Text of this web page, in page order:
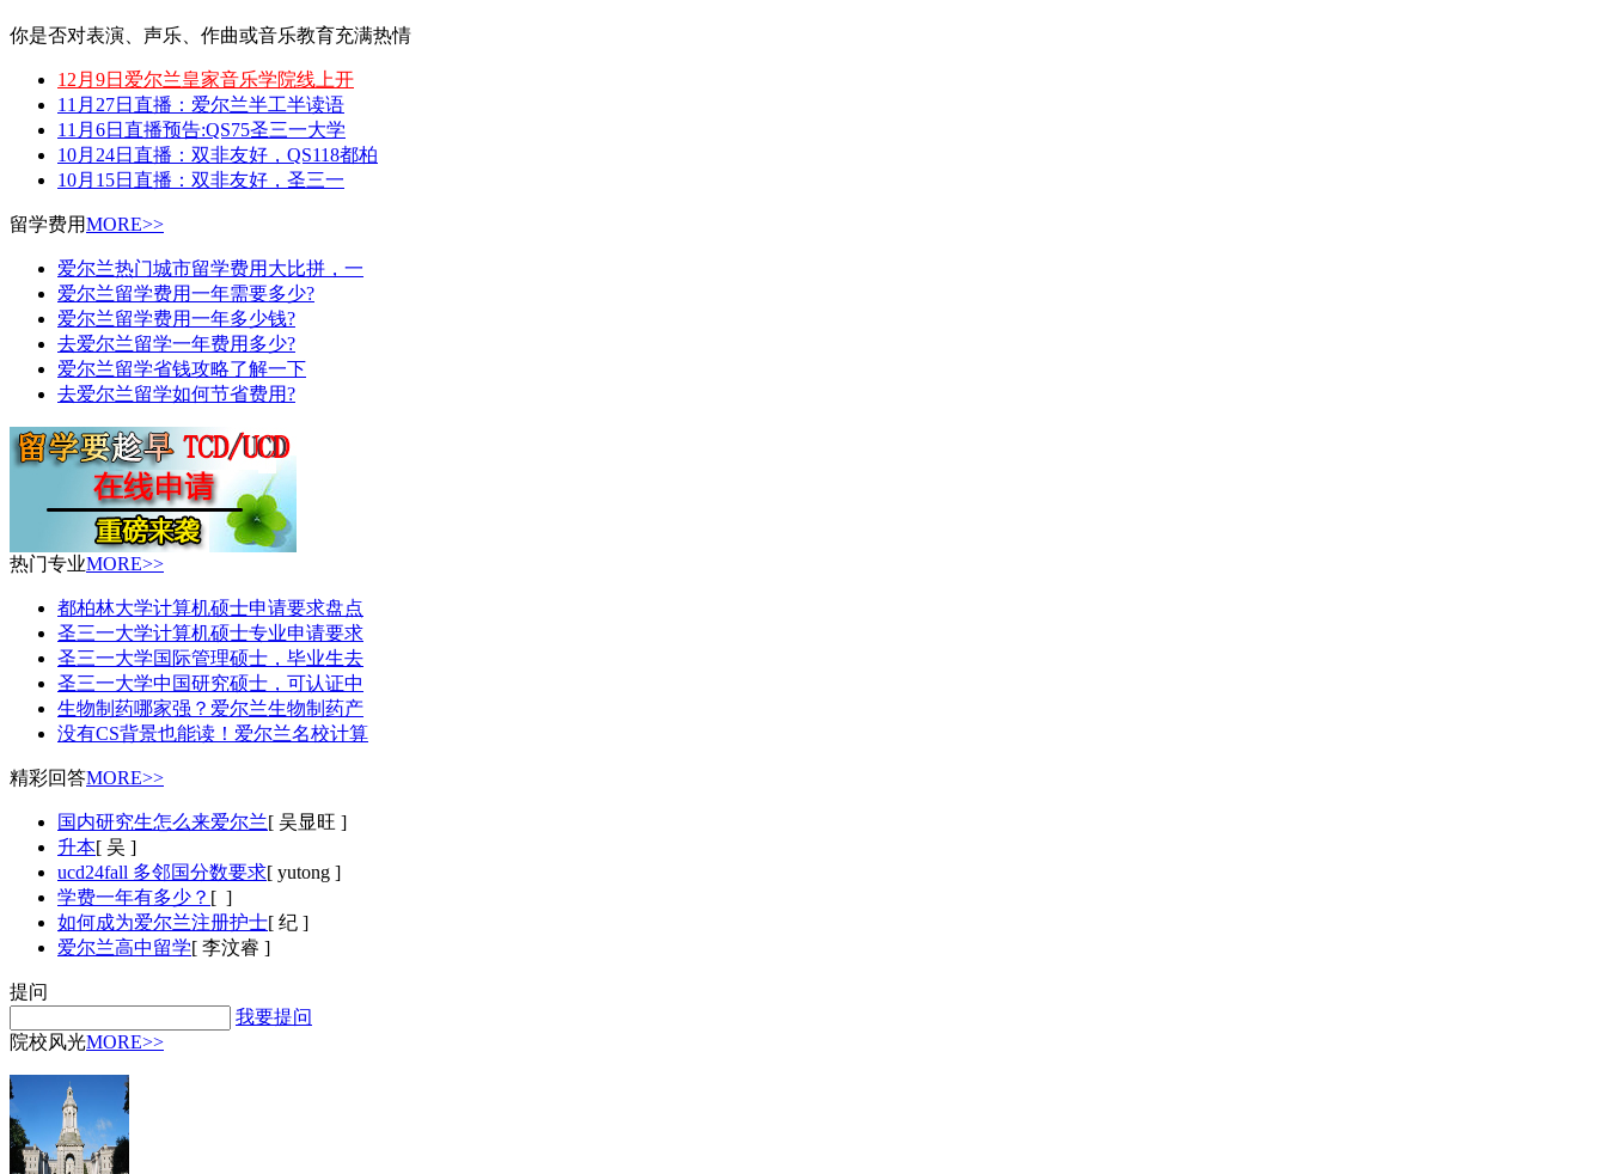
你是否对表演、声乐、作曲或音乐教育充满热情
12月9日爱尔兰皇家音乐学院线上开
11月27日直播：爱尔兰半工半读语
11月6日直播预告:QS75圣三一大学
10月24日直播：双非友好，QS118都柏
10月15日直播：双非友好，圣三一
留学费用MORE>>
爱尔兰热门城市留学费用大比拼，一
爱尔兰留学费用一年需要多少?
爱尔兰留学费用一年多少钱?
去爱尔兰留学一年费用多少?
爱尔兰留学省钱攻略了解一下
去爱尔兰留学如何节省费用?
热门专业MORE>>
都柏林大学计算机硕士申请要求盘点
圣三一大学计算机硕士专业申请要求
圣三一大学国际管理硕士，毕业生去
圣三一大学中国研究硕士，可认证中
生物制药哪家强？爱尔兰生物制药产
没有CS背景也能读！爱尔兰名校计算
精彩回答MORE>>
国内研究生怎么来爱尔兰[ 吴显旺 ]
升本[ 吴 ]
ucd24fall 多邻国分数要求[ yutong ]
学费一年有多少？ [ ]
如何成为爱尔兰注册护士[ 纪 ]
爱尔兰高中留学[ 李汶睿 ]
提问
我要提问
院校风光MORE>>